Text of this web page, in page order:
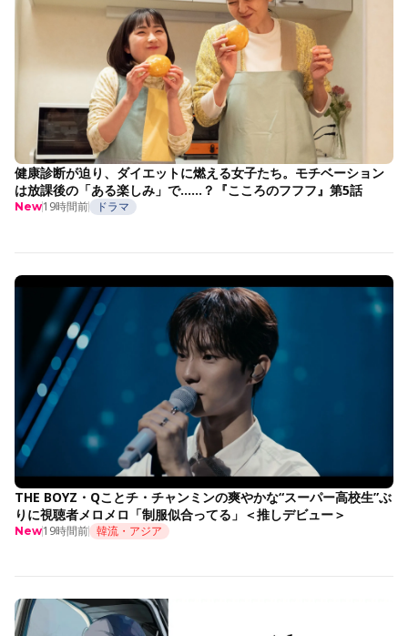
健康診断が迫り、ダイエットに燃える女子たち。モチベーション
は放課後の「ある楽しみ」で……？『こころのフフフ』第5話
New19時間前 ドラマ
THE BOYZ・Qことチ・チャンミンの爽やかな“スーパー高校生”ぶ
りに視聴者メロメロ「制服似合ってる」＜推しデビュー＞
New19時間前 韓流・アジア